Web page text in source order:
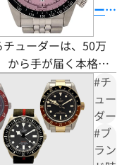
を徹
説
ーの
ール
バリ
ュー
はど
れく
ら
い？
ューダーは、50万
から手が届く本格ス
バリューはモデルに
モデルがある一方、
ースもあり、モデル
#チ
ュー
ダー
#ブ
ラン